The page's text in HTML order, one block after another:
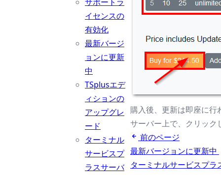
イセンスの
有効化
最新バージ
ョンに更新
中
TSplusエデ
ィションの
アップグレ
ード
ターミナル
サービスプ
ラスサーバ
購入後、更新は即座に
サーバー上で、クリッ
前のページ
最新バージョンに更新中
ターミナルサービスプ